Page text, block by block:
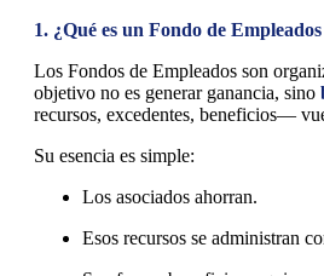
1. ¿Qué es un Fondo de
Los Fondos de Empleados son
objetivo no es generar ganancia, sino
recursos, excedentes, beneficios—
Su esencia es simple:
Los asociados ahorran.
Esos recursos se administran